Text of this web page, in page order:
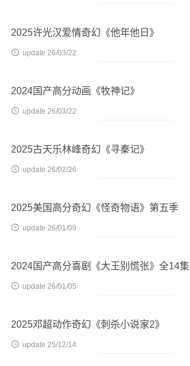
2025许光汉爱情奇幻《他年他日》
 update 26/03/22
2024国产高分动画《牧神记》
 update 26/03/22
2025古天乐林峰奇幻《寻秦记》
 update 26/02/26
2025美国高分奇幻《怪奇物语》第五季
 update 26/01/09
2024国产高分喜剧《大王别慌张》全14集
 update 26/01/05
2025邓超动作奇幻《刺杀小说家2》
 update 25/12/14